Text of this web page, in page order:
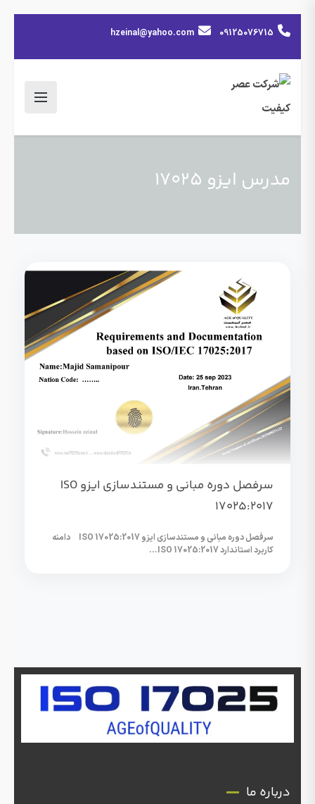
09125076715
hzeinal@yahoo.com
مدرس ایزو 17025
سرفصل دوره مبانی و مستندسازی ایزو ISO
17025:2017
سرفصل دوره مبانی و مستندسازی ایزو ISO 17025:2017 دامنه
کاربرد استاندارد ISO 17025:2017...
درباره ما